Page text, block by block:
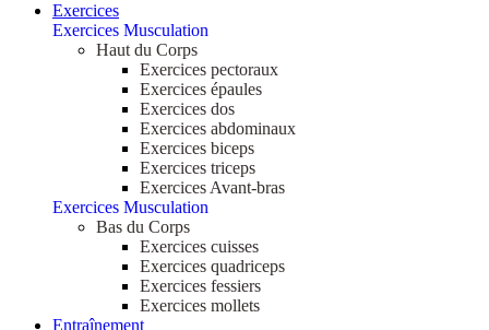
Exercices
Exercices Musculation
Haut du Corps
Exercices pectoraux
Exercices épaules
Exercices dos
Exercices abdominaux
Exercices biceps
Exercices triceps
Exercices Avant-bras
Exercices Musculation
Bas du Corps
Exercices cuisses
Exercices quadriceps
Exercices fessiers
Exercices mollets
Entraînement